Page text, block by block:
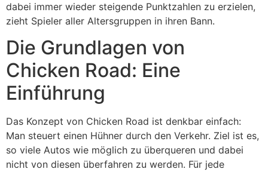
dabei immer wieder steigende Punktzahlen zu erzielen,
zieht Spieler aller Altersgruppen in ihren Bann.
Die Grundlagen von
Chicken Road: Eine
Einführung
Das Konzept von Chicken Road ist denkbar einfach:
Man steuert einen Hühner durch den Verkehr. Ziel ist es,
so viele Autos wie möglich zu überqueren und dabei
nicht von diesen überfahren zu werden. Für jede